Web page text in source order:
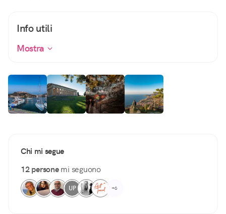
Info utili
Mostra
Chi mi segue
12 personemi seguono
UP +6